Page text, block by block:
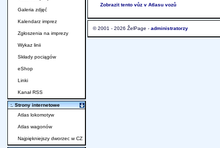
Zobrazit tento vůz v Atlasu vozů
© 2001 - 2026 ŽelPage - administratorzy
Galeria zdjęć
Kalendarz imprez
Zgłoszenia na imprezy
Wykaz linii
Składy pociągów
eShop
Linki
Kanał RSS
:. Strony internetowe
Atlas lokomotyw
Atlas wagonów
Najpiękniejszy dworzec w CZ